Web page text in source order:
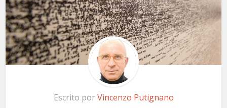
Escrito porVincenzo Putignano